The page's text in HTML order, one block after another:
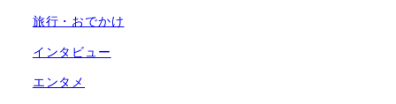
旅行・おでかけ
インタビュー
エンタメ